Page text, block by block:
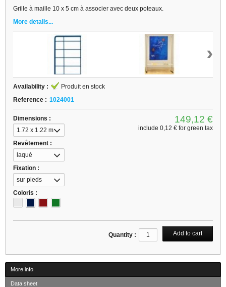
Grille à maille 10 x 5 cm à associer avec deux poteaux.
More details...
›
Availability :
Produit en stock
Reference : 1024001
Dimensions :
1.72 x 1.22 m
Revêtement :
laqué
Fixation :
sur pieds
Coloris :
149,12 €
include 0,12 € for green tax
Quantity :
More info
Data sheet